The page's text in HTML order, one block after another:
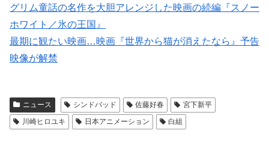
グリム童話の名作を大胆アレンジした映画の続編『スノー
ホワイト／氷の王国』
最期に観たい映画…映画『世界から猫が消えたなら』予告
映像が解禁
ニュース シンドバッド 佐藤好春
宮下新平
川崎ヒロユキ
日本アニメーション 白組